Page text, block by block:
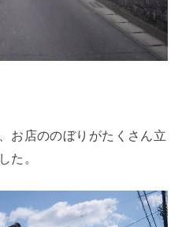
お店ののぼりがたくさん立
た。